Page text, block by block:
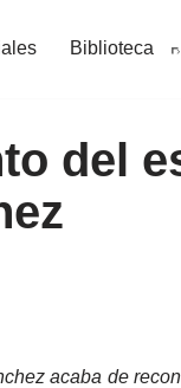
Biblioteca
del
acaba de